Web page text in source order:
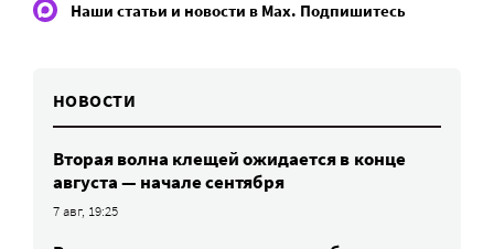
Наши статьи и новости в Max. Подпишитесь
НОВОСТИ
Вторая волна клещей ожидается в конце
августа — начале сентября
7 авг, 19:25